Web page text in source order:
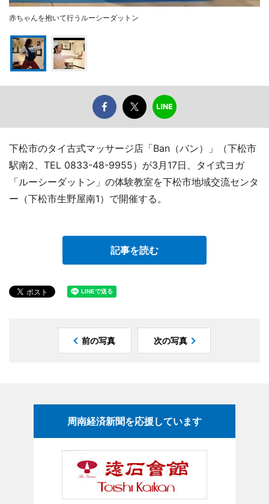
赤ちゃんを抱いて行うルーシーダットン
下松市のタイ古式マッサージ店「Ban（バン）」（下松市
駅南2、TEL 0833-48-9955）が3月17日、タイ式ヨガ
「ルーシーダットン」の体験教室を下松市地域交流センタ
ー（下松市生野屋南1）で開催する。
記事を読む
前の写真 次の写真
周南経済新聞を応援しています